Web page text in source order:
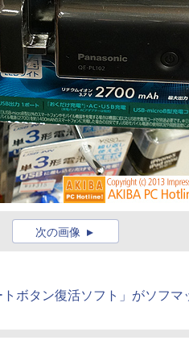
次の画像
ボタン復活ソフト」がソフ